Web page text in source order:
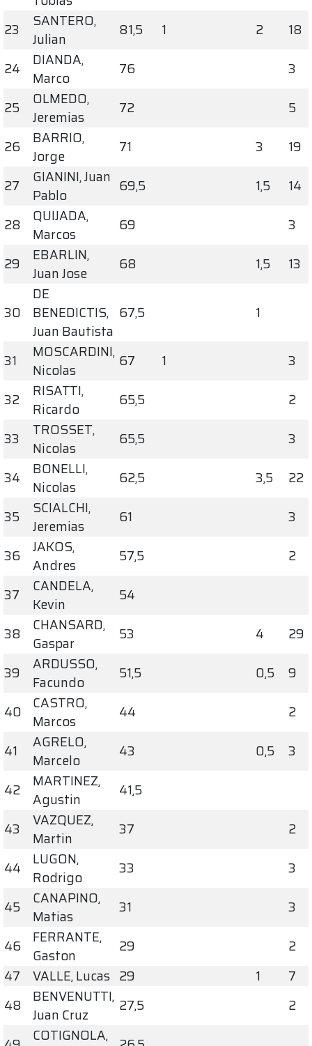
23
SANTERO,
Julian
81,5 1 2
18
24
DIANDA,
Marco
76
3
25
OLMEDO,
Jeremias
72
5
26
BARRIO,
Jorge
71 3
19
27
GIANINI, Juan
Pablo
69,5 1,5
14
28
QUIJADA,
Marcos
69
3
29
EBARLIN,
Juan Jose
68 1,5 13
30
DE
BENEDICTIS,
Juan Bautista
67,5 1
31
MOSCARDINI,
Nicolas
67 1
3
32
RISATTI,
Ricardo
65,5
2
33
TROSSET,
Nicolas
65,5
3
34
BONELLI,
Nicolas
62,5 3,5
22
35
SCIALCHI,
Jeremias
61
3
36
JAKOS,
Andres
57,5
2
37
CANDELA,
Kevin
54
38
CHANSARD,
Gaspar
53 4
29
39
ARDUSSO,
Facundo
51,5 0,5
9
40
CASTRO,
Marcos
44
2
41
AGRELO,
Marcelo
43 0,5
3
42
MARTINEZ,
Agustin
41,5
43
VAZQUEZ,
Martin
37
2
44
LUGON,
Rodrigo
33
3
45
CANAPINO,
Matias
31
3
46
FERRANTE,
Gaston
29
2
47
VALLE, Lucas 29 1
7
48
BENVENUTTI,
Juan Cruz
27,5
2
COTIGNOLA,